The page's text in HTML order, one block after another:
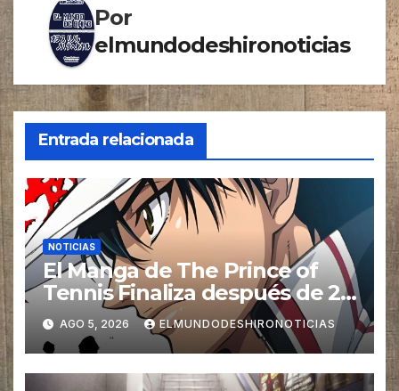
Por
elmundodeshironoticias
Entrada relacionada
NOTICIAS
El Manga de The Prince of
Tennis Finaliza después de 27
años
AGO 5, 2026 ELMUNDODESHIRONOTICIAS